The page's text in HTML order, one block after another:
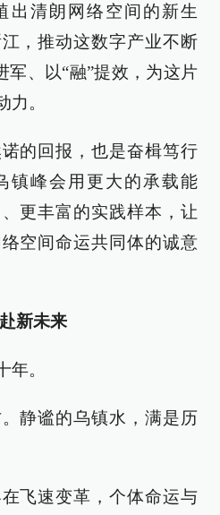
出清朗网络空间的新生
，推动这数字产业不断
军、以“融”提效，为这片
力。
的回报，也是奋楫笃行
镇峰会用更大的承载能
更丰富的实践样本，让
空间命运共同体的诚意
新未来
年。
静谧的乌镇水，满是历
飞速变革，个体命运与